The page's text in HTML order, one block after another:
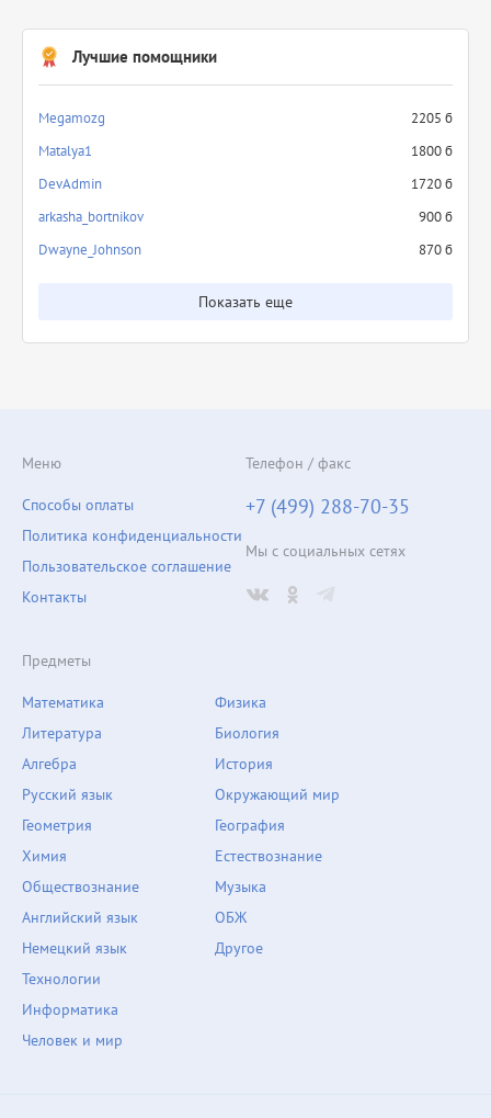
Лучшие помощники
Megamozg
2205 б
Matalya1
1800 б
DevAdmin
1720 б
arkasha_bortnikov
900 б
Dwayne_Johnson
870 б
Показать еще
Предметы
Математика
Литература
Алгебра
Русский язык
Геометрия
Химия
Физика
Биология
История
Окружающий мир
География
Естествознание
Обществознание
Английский язык
Немецкий язык
Технологии
Информатика
Человек и мир
Музыка
ОБЖ
Другое
Меню
Способы оплаты
Политика конфиденциальности
Пользовательское соглашение
Контакты
Телефон / факс
+7 (499) 288-70-35
Мы с социальных сетях